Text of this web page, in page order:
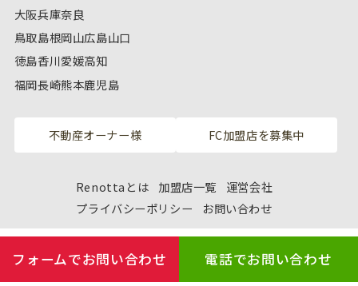
フォームでお問い合わせ 電話でお問い合わせ
大阪兵庫奈良
鳥取島根岡山広島山口
徳島香川愛媛高知
福岡長崎熊本鹿児島
不動産オーナー様 FC加盟店を募集中
Renottaとは 加盟店一覧
運営会社
プライバシーポリシー
お問い合わせ